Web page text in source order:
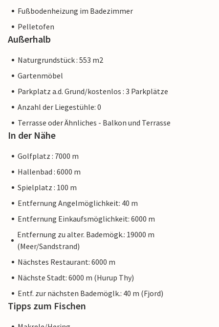
Fußbodenheizung im Badezimmer
Pelletofen
Außerhalb
Naturgrundstück : 553 m2
Gartenmöbel
Parkplatz a.d. Grund/kostenlos : 3 Parkplätze
Anzahl der Liegestühle: 0
Terrasse oder Ähnliches - Balkon und Terrasse
In der Nähe
Golfplatz : 7000 m
Hallenbad : 6000 m
Spielplatz : 100 m
Entfernung Angelmöglichkeit: 40 m
Entfernung Einkaufsmöglichkeit: 6000 m
Entfernung zu alter. Bademögk.: 19000 m
(Meer/Sandstrand)
Nächstes Restaurant: 6000 m
Nächste Stadt: 6000 m (Hurup Thy)
Entf. zur nächsten Bademöglk.: 40 m (Fjord)
Tipps zum Fischen